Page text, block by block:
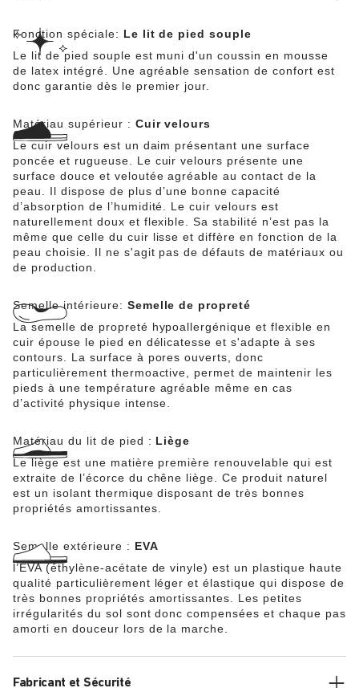
Fonction spéciale: Le lit de pied souple
Le lit de pied souple est muni d'un coussin en mousse
de latex intégré. Une agréable sensation de confort est
donc garantie dès le premier jour.
Matériau supérieur : Cuir velours
Le cuir velours est un daim présentant une surface
poncée et rugueuse. Le cuir velours présente une
surface douce et veloutée agréable au contact de la
peau. Il dispose de plus d’une bonne capacité
d’absorption de l’humidité. Le cuir velours est
naturellement doux et flexible. Sa stabilité n’est pas la
même que celle du cuir lisse et diffère en fonction de la
peau choisie. Il ne s'agit pas de défauts de matériaux ou
de production.
Semelle intérieure: Semelle de propreté
La semelle de propreté hypoallergénique et flexible en
cuir épouse le pied en délicatesse et s'adapte à ses
contours. La surface à pores ouverts, donc
particulièrement thermoactive, permet de maintenir les
pieds à une température agréable même en cas
d’activité physique intense.
Matériau du lit de pied : Liège
Le liège est une matière première renouvelable qui est
extraite de l’écorce du chêne liège. Ce produit naturel
est un isolant thermique disposant de très bonnes
propriétés amortissantes.
Semelle extérieure : EVA
l’EVA (éthylène-acétate de vinyle) est un plastique haute
qualité particulièrement léger et élastique qui dispose de
très bonnes propriétés amortissantes. Les petites
irrégularités du sol sont donc compensées et chaque pas
amorti en douceur lors de la marche.
Fabricant et Sécurité